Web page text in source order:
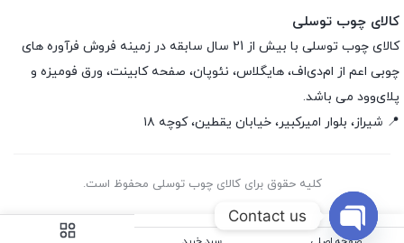
کالای چوب توسلی
کالای چوب توسلی با بیش از 21 سال سابقه در زمینه فروش فرآوره های
چوبی اعم از ام‌دی‌اف، هایگلاس، نئوپان، صفحه کابینت، ورق فومیزه و
پلای‌وود می باشد.
📍 شیراز، بلوار امیرکبیر، خیابان یقطین، کوچه ۱۸
کلیه حقوق برای کالای چوب توسلی محفوظ است.
Contact us